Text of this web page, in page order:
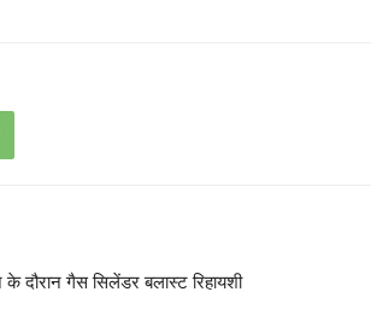
के दौरान गैस सिलेंडर बलास्ट रिहायशी